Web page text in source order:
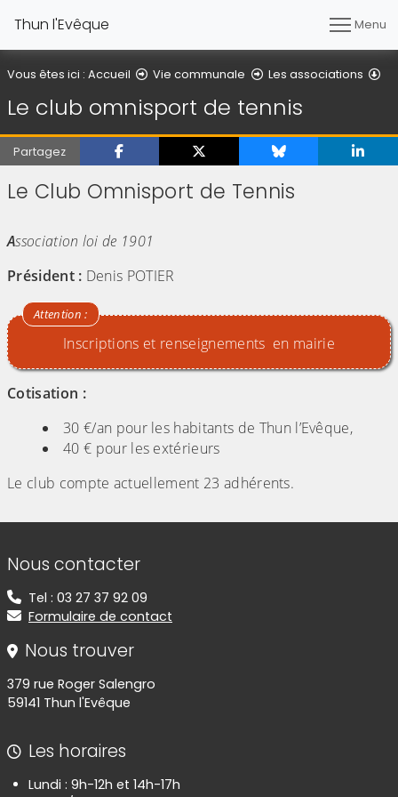
Thun l'Evêque Menu
Vous êtes ici : Accueil Vie communale Les associations
Le club omnisport de tennis
Partagez
Le Club Omnisport de Tennis
Association loi de 1901
Président : Denis POTIER
Inscriptions et renseignements en mairie
Cotisation :
30 €/an pour les habitants de Thun l’Evêque,
40 € pour les extérieurs
Le club compte actuellement 23 adhérents.
Informations de contact
Nous contacter
Tel : 03 27 37 92 09
Formulaire de contact
Nous trouver
379 rue Roger Salengro
59141 Thun l'Evêque
Les horaires
Lundi : 9h-12h et 14h-17h